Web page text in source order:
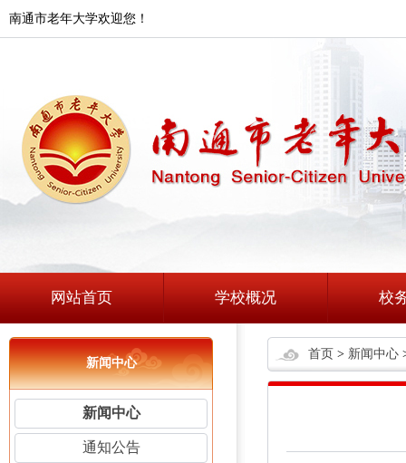
南通市老年大学欢迎您！
网站首页 学校概况 校
新闻中心
新闻中心
通知公告
首页 > 新闻中心